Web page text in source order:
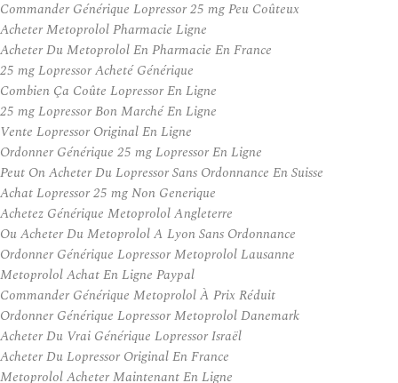
Commander Générique Lopressor 25 mg Peu Coûteux
Acheter Metoprolol Pharmacie Ligne
Acheter Du Metoprolol En Pharmacie En France
25 mg Lopressor Acheté Générique
Combien Ça Coûte Lopressor En Ligne
25 mg Lopressor Bon Marché En Ligne
Vente Lopressor Original En Ligne
Ordonner Générique 25 mg Lopressor En Ligne
Peut On Acheter Du Lopressor Sans Ordonnance En Suisse
Achat Lopressor 25 mg Non Generique
Achetez Générique Metoprolol Angleterre
Ou Acheter Du Metoprolol A Lyon Sans Ordonnance
Ordonner Générique Lopressor Metoprolol Lausanne
Metoprolol Achat En Ligne Paypal
Commander Générique Metoprolol À Prix Réduit
Ordonner Générique Lopressor Metoprolol Danemark
Acheter Du Vrai Générique Lopressor Israël
Acheter Du Lopressor Original En France
Metoprolol Acheter Maintenant En Ligne